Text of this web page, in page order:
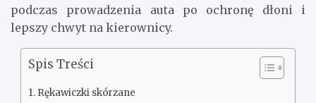
podczas prowadzenia auta po ochronę dłoni i
lepszy chwyt na kierownicy.
Spis Treści
Rękawiczki skórzane